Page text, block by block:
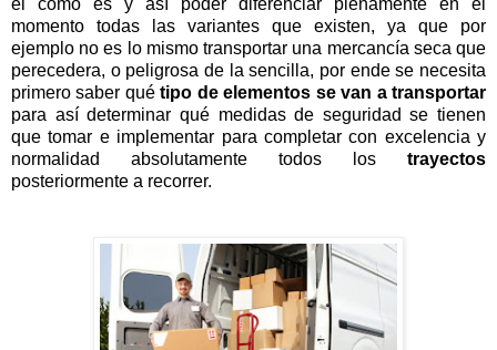
él como es y así poder diferenciar plenamente en el
momento todas las variantes que existen, ya que por
ejemplo no es lo mismo transportar una mercancía seca que
perecedera, o peligrosa de la sencilla, por ende se necesita
primero saber quétipo de elementos se van a transportar
para así determinar qué medidas de seguridad se tienen
que tomar e implementar para completar con excelencia y
normalidad absolutamente todos los trayectos
posteriormente a recorrer.